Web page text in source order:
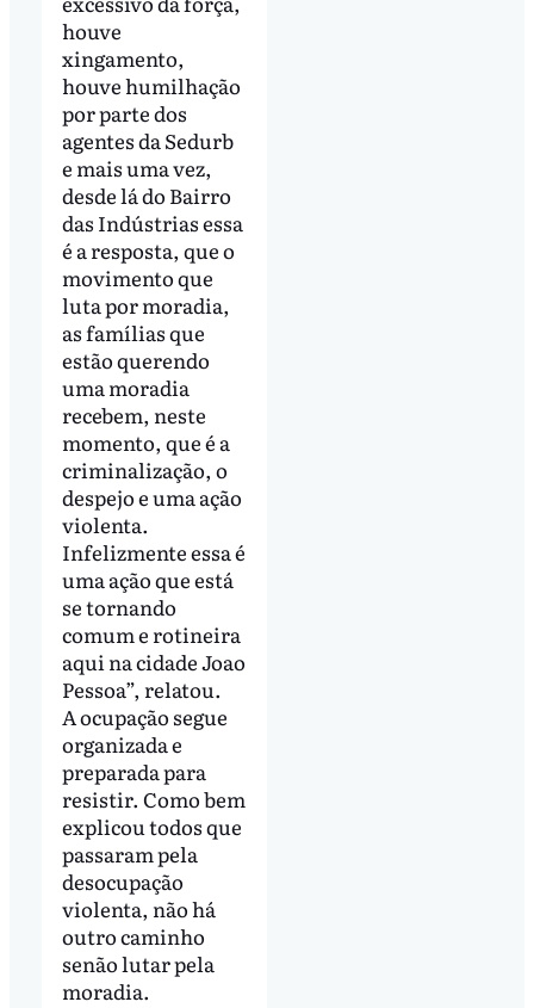
houve
xingamento,
houve humilhação
por parte dos
agentes da Sedurb
e mais uma vez,
desde lá do Bairro
das Indústrias essa
é a resposta, que o
movimento que
luta por moradia,
as famílias que
estão querendo
uma moradia
recebem, neste
momento, que é a
criminalização, o
despejo e uma ação
violenta.
Infelizmente essa é
uma ação que está
se tornando
comum e rotineira
aqui na cidade Joao
Pessoa”, relatou.
A ocupação segue
organizada e
preparada para
resistir. Como bem
explicou todos que
passaram pela
desocupação
violenta, não há
outro caminho
senão lutar pela
moradia.